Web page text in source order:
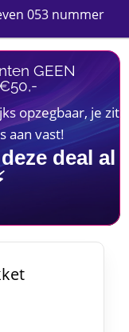
053 nummer
GEEN
opzegbaar, je zit
aan vast!
deal al